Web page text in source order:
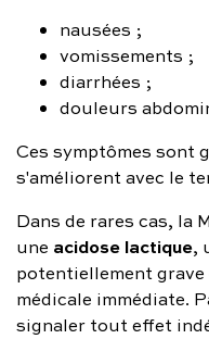
nausées ;
vomissements ;
diarrhées ;
douleurs
Ces symptômes sont
s'améliorent avec le
Dans de rares cas, la
une acidose lactique,
potentiellement
médicale immédiate.
signaler tout effet